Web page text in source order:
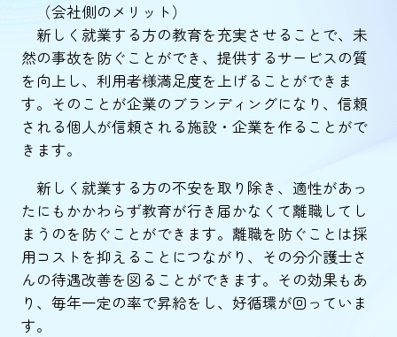
（会社側のメリット）
新しく就業する方の教育を充実させることで、未
然の事故を防ぐことができ、提供するサービスの質
を向上し、利用者様満足度を上げることができま
す。そのことが企業のブランディングになり、信頼
される個人が信頼される施設・企業を作ることがで
きます。
新しく就業する方の不安を取り除き、適性があっ
たにもかかわらず教育が行き届かなくて離職してし
まうのを防ぐことができます。離職を防ぐことは採
用コストを抑えることにつながり、その分介護士さ
んの待遇改善を図ることができます。その効果もあ
り、毎年一定の率で昇給をし、好循環が回っていま
す。